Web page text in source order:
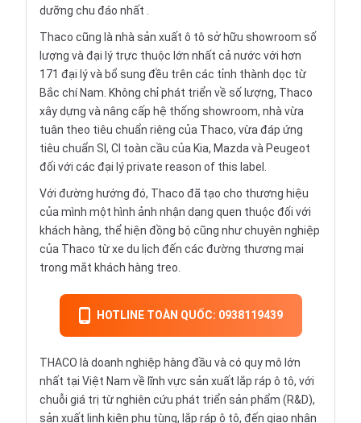
dưỡng chu đáo nhất .
Thaco cũng là nhà sản xuất ô tô sở hữu showroom số
lượng và đại lý trực thuộc lớn nhất cả nước với hơn
171 đại lý và bổ sung đều trên các tỉnh thành dọc từ
Bắc chí Nam. Không chỉ phát triển về số lượng, Thaco
xây dựng và nâng cấp hệ thống showroom, nhà vừa
tuân theo tiêu chuẩn riêng của Thaco, vừa đáp ứng
tiêu chuẩn SI, CI toàn cầu của Kia, Mazda và Peugeot
đối với các đại lý private reason of this label.
Với đường hướng đó, Thaco đã tạo cho thương hiệu
của mình một hình ảnh nhận dạng quen thuộc đối với
khách hàng, thể hiện đồng bộ cũng như chuyên nghiệp
của Thaco từ xe du lịch đến các đường thương mại
trong mắt khách hàng treo.
HOTLINE TOÀN QUỐC: 0938119439
THACO là doanh nghiệp hàng đầu và có quy mô lớn
nhất tại Việt Nam về lĩnh vực sản xuất lắp ráp ô tô, với
chuỗi giá trị từ nghiên cứu phát triển sản phẩm (R&D),
sản xuất linh kiện phụ tùng, lắp ráp ô tô, đến giao nhận